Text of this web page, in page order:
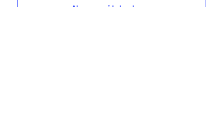
Abonner på kalender